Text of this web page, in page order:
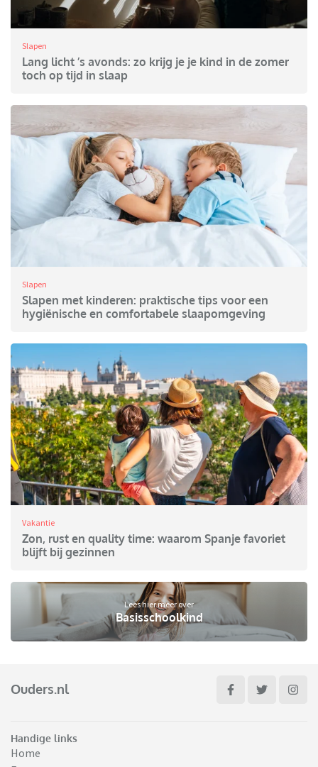
Slapen
Lang licht ’s avonds: zo krijg je je kind in de zomer
toch op tijd in slaap
Slapen
Slapen met kinderen: praktische tips voor een
hygiënische en comfortabele slaapomgeving
Vakantie
Zon, rust en quality time: waarom Spanje favoriet
blijft bij gezinnen
Lees hier meer over
Basisschoolkind
Ouders.nl
Handige links
Home